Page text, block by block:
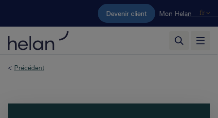
Aller au contenu principal
Devenir client Mon Helan fr
< Précédent